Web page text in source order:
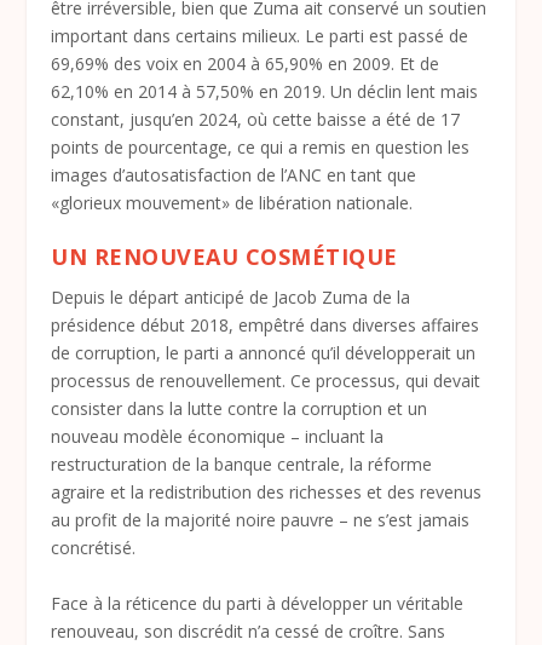
être irréversible, bien que Zuma ait conservé un soutien
important dans certains milieux. Le parti est passé de
69,69% des voix en 2004 à 65,90% en 2009. Et de
62,10% en 2014 à 57,50% en 2019. Un déclin lent mais
constant, jusqu’en 2024, où cette baisse a été de 17
points de pourcentage, ce qui a remis en question les
images d’autosatisfaction de l’ANC en tant que
«glorieux mouvement» de libération nationale.
UN RENOUVEAU COSMÉTIQUE
Depuis le départ anticipé de Jacob Zuma de la
présidence début 2018, empêtré dans diverses affaires
de corruption, le parti a annoncé qu’il développerait un
processus de renouvellement. Ce processus, qui devait
consister dans la lutte contre la corruption et un
nouveau modèle économique – incluant la
restructuration de la banque centrale, la réforme
agraire et la redistribution des richesses et des revenus
au profit de la majorité noire pauvre – ne s’est jamais
concrétisé.
Face à la réticence du parti à développer un véritable
renouveau, son discrédit n’a cessé de croître. Sans